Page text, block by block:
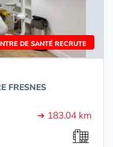
DE SANTÉ RECRUTE
FRESNES
➔ 183.04 km